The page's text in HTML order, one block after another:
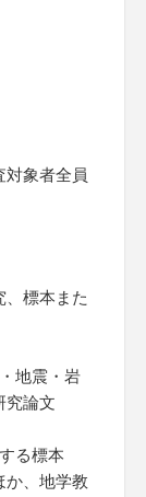
象者全員
、標本また
地震・岩
究論文
る標本
、地学教